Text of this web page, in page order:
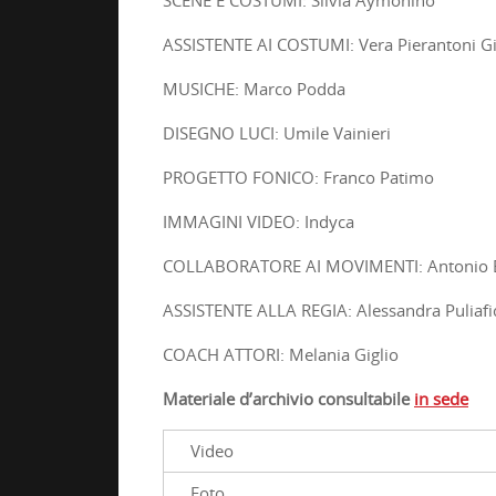
ASSISTENTE AI COSTUMI: Vera Pierantoni
MUSICHE: Marco Podda
DISEGNO LUCI: Umile Vainieri
PROGETTO FONICO: Franco Patimo
IMMAGINI VIDEO: Indyca
COLLABORATORE AI MOVIMENTI: Antonio
ASSISTENTE ALLA REGIA: Alessandra
COACH ATTORI: Melania Giglio
Materiale d’archivio consultabile in sede
Video